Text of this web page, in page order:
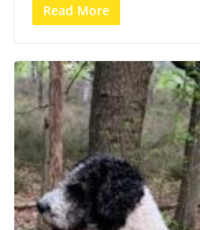
Read More